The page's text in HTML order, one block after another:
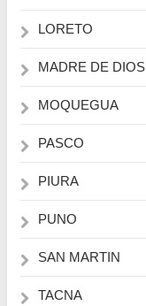
LORETO
MADRE DE DIOS
MOQUEGUA
PASCO
PIURA
PUNO
SAN MARTIN
TACNA